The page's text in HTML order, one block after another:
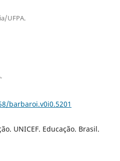
UFPA.
barbaroi.v0i0.5201
UNICEF. Educação. Brasil.